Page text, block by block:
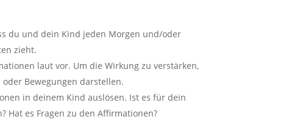
du und dein Kind jeden Morgen und/oder
zieht.
laut vor. Um die Wirkung zu verstärken,
Bewegungen darstellen.
in deinem Kind auslösen. Ist es für dein
Hat es Fragen zu den Affirmationen?